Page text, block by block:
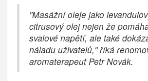
"Masážní oleje jako
citrusový olej nejen že
svalové napětí, ale také
náladu uživatelů," říká
aromaterapeut Petr Novák.